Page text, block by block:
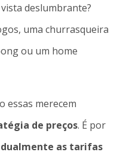
deslumbrante?
uma churrasqueira
ou um home
essas merecem
de preços. É por
as tarifas